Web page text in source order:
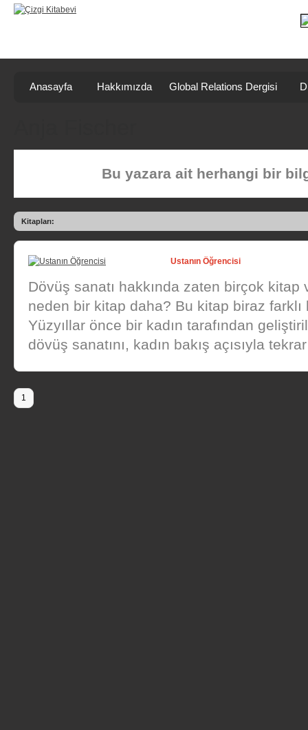
Anasayfa Hakkımızda Global Relations Dergisi
Bu yazara ait herhangi bir
Kitapları:
Ustanın Öğrencisi
Dövüş sanatı hakkında zaten birçok kitap
neden bir kitap daha? Bu kitap biraz farklı
Yüzyıllar önce bir kadın tarafından
dövüş sanatını, kadın bakış açısıyla
1